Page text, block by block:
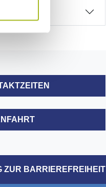
ZUR BARRIEREFREIHEIT